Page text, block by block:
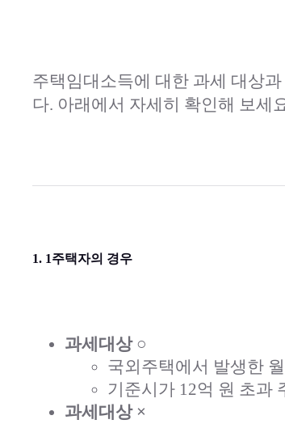
주택임대소득에 대한 과세 대상
다. 아래에서 자세히 확인해 보세
1. 1주택자의 경우
과세대상 ○
국외주택에서 발생한
기준시가 12억 원 초과
과세대상 ×